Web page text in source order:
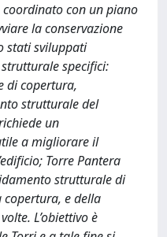
con un piano
la conservazione
stati sviluppati
specifici:
di copertura,
strutturale del
un
a migliorare il
Torre Pantera
strutturale di
e della
L’obiettivo è